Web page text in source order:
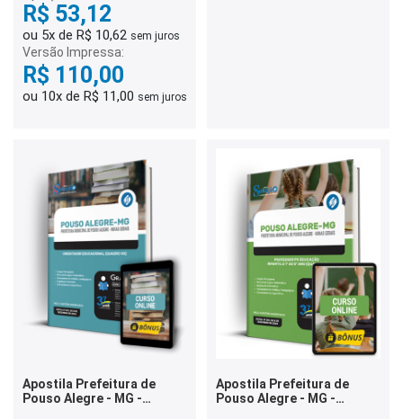
R$ 53,12
ou 5x de R$ 10,62 sem juros
Versão Impressa:
R$ 110,00
ou 10x de R$ 11,00 sem juros
Apostila Prefeitura de
Pouso Alegre - MG -
Apostila Prefeitura de
Pouso Alegre - MG -